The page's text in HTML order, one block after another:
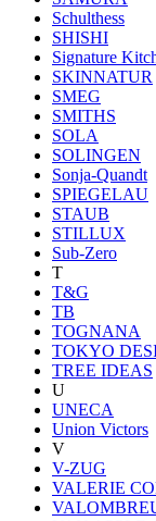
Schulthess
SHISHI
Signature
SKINNATUR
SMEG
SMITHS
SOLA
SOLINGEN
Sonja-Quandt
SPIEGELAU
STAUB
STILLUX
Sub-Zero
T
T&G
TB
TOGNANA
TOKYO
TREE IDEAS
U
UNECA
Union Victors
V
V-ZUG
VALERIE